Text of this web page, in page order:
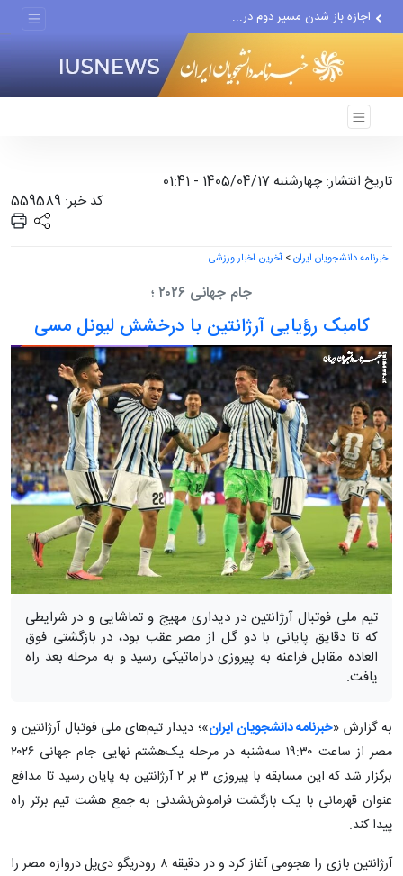
اجازه باز شدن مسیر دوم در...
دستگیری عامل انتشار مطالب...
تاریخ انتشار: چهارشنبه 1405/04/17 - 01:41
کد خبر: 559589
خبرنامه دانشجویان ایران> آخرین اخبار ورزشی
جام جهانی ۲۰۲۶ ؛
کامبک رؤیایی آرژانتین با درخشش لیونل مسی
تیم ملی فوتبال آرژانتین در دیداری مهیج و تماشایی و در شرایطی
که تا دقایق پایانی با دو گل از مصر عقب بود، در بازگشتی فوق
العاده مقابل فراعنه به پیروزی دراماتیکی رسید و به مرحله بعد راه
یافت.
به گزارش «خبرنامه دانشجویان ایران»؛ دیدار تیم‌های ملی فوتبال آرژانتین و
مصر از ساعت ۱۹:۳۰ سه‌شنبه در مرحله یک‌هشتم نهایی جام جهانی ۲۰۲۶
برگزار شد که این مسابقه با پیروزی ۳ بر ۲ آرژانتین به پایان رسید تا مدافع
عنوان قهرمانی با یک بازگشت فراموش‌نشدنی به جمع هشت تیم برتر راه
پیدا کند.
آرژانتین بازی را هجومی آغاز کرد و در دقیقه ۸ رودریگو دی‌پل دروازه مصر را